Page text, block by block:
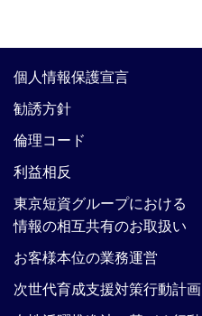
個人情報保護宣言
勧誘方針
倫理コード
利益相反
東京短資グループにおける
情報の相互共有のお取扱い
お客様本位の業務運営
次世代育成支援対策行動計画